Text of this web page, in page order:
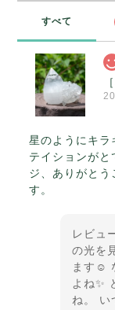
すべて
星のようにキラ
テイションがと
ジ、ありがと
す。
レビュ
の光を
ます☺️
よね✨
ね。 い